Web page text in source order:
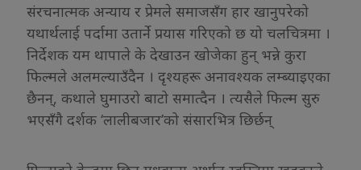
संरचनात्मक अन्याय र प्रेमले समाजसँग हार खानुपरेको
यथार्थलाई पर्दामा उतार्ने प्रयास गरिएको छ यो चलचित्रमा ।
निर्देशक यम थापाले के देखाउन खोजेका हुन् भन्ने कुरा
फिल्मले अलमल्याउँदैन । दृश्यहरू अनावश्यक लम्ब्याइएका
छैनन्, कथाले घुमाउरो बाटो समात्दैन । त्यसैले फिल्म सुरु
भएसँगै दर्शक ‘लालीबजार’को संसारभित्र छिर्छन्